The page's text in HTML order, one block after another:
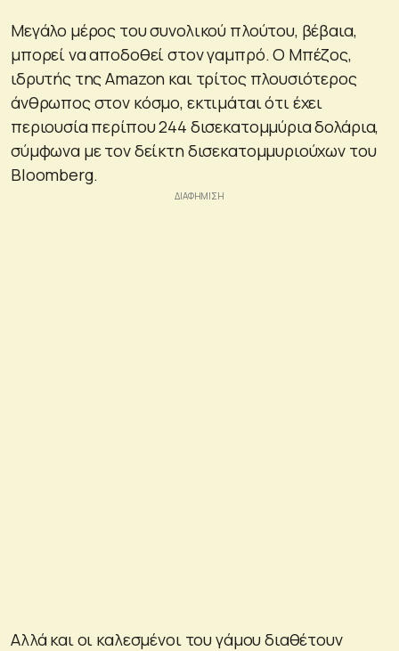
Μεγάλο μέρος του συνολικού πλούτου, βέβαια,
μπορεί να αποδοθεί στον γαμπρό. Ο Μπέζος,
ιδρυτής της Amazon και τρίτος πλουσιότερος
άνθρωπος στον κόσμο, εκτιμάται ότι έχει
περιουσία περίπου 244 δισεκατομμύρια δολάρια,
σύμφωνα με τον δείκτη δισεκατομμυριούχων του
Bloomberg.
Αλλά και οι καλεσμένοι του γάμου διαθέτουν